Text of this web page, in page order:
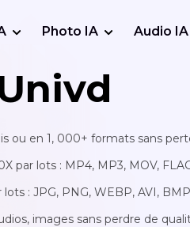
Photo IA Audio IA
ou en 1, 000+ formats sans
par lots : MP4, MP3, MOV,
: JPG, PNG, WEBP, AVI,
images sans perdre de